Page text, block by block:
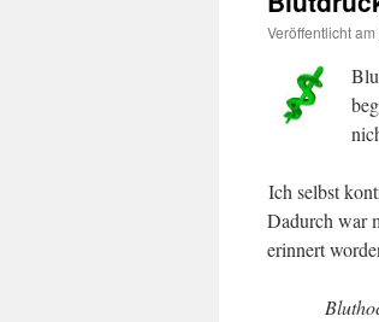
Veröffentlicht am
Ich selbst
Dadurch war
erinnert